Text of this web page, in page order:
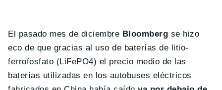
El pasado mes de diciembre Bloomberg se hizo
eco de que gracias al uso de baterías de litio-
ferrofosfato (LiFePO4) el precio medio de las
baterías utilizadas en los autobuses eléctricos